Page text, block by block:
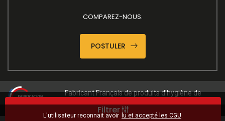
Filtrer
COMPAREZ-NOUS.
POSTULER
Fabricant Français de produits d'hygiène de
maintenance et d'entretien
L'utilisateur reconnait avoir lu et accepté les CGU.